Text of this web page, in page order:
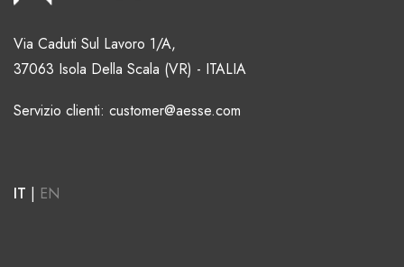
Via Caduti Sul Lavoro 1/A,
37063 Isola Della Scala (VR) - ITALIA
Servizio clienti: customer@aesse.com
IT | EN